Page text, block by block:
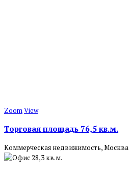
Zoom View
Торговая площадь 76,5 кв.м.
Коммерческая недвижимость, Москва